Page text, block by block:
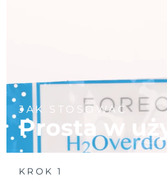
JAK STOSOWAĆ
Prosta w
KROK 1